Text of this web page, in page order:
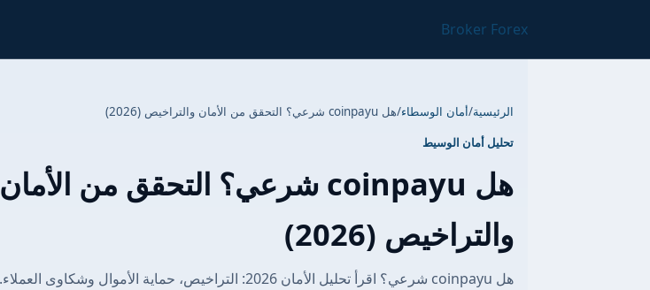
Broker Forex
الرئيسية/أمان الوسطاء/هل coinpayu شرعي؟ التحقق من الأمان والتراخيص (2026)
تحليل أمان الوسيط
هل coinpayu شرعي؟ التحقق من الأمان
والتراخيص (2026)
هل coinpayu شرعي؟ اقرأ تحليل الأمان 2026: التراخيص، حماية الأموال وشكاوى العملاء.